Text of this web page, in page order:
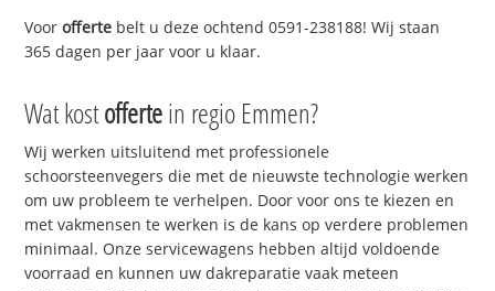
Voorofferte belt u deze ochtend 0591-238188! Wij staan
365 dagen per jaar voor u klaar.
Wat kostoffertein regio Emmen?
Wij werken uitsluitend met professionele
schoorsteenvegers die met de nieuwste technologie werken
om uw probleem te verhelpen. Door voor ons te kiezen en
met vakmensen te werken is de kans op verdere problemen
minimaal. Onze servicewagens hebben altijd voldoende
voorraad en kunnen uw dakreparatie vaak meteen